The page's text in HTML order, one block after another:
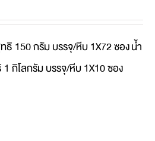
ธิ 150 กรัม บรรจุ/หีบ 1X72 ซองน้ำ
กิโลกรัม บรรจุ/หีบ 1X10 ซอง